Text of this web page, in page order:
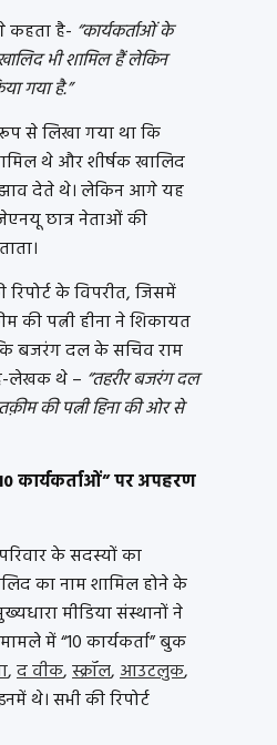
कहता है- “कार्यकर्ताओं के
भी शामिल हैं लेकिन
गया है.”
से लिखा गया था कि
थे और शीर्षक खालिद
देते थे। लेकिन आगे यह
छात्र नेताओं की
के विपरीत, जिसमें
की पत्नी हीना ने शिकायत
बजरंग दल के सचिव राम
लेखक थे – “तहरीर बजरंग दल
की पत्नी हिना की ओर से
कार्यकर्ताओं” पर अपहरण
के सदस्यों का
का नाम शामिल होने के
मीडिया संस्थानों ने
में “10 कार्यकर्ता” बुक
,द वीक,स्क्रॉल,आउटलुक,
थे। सभी की रिपोर्ट